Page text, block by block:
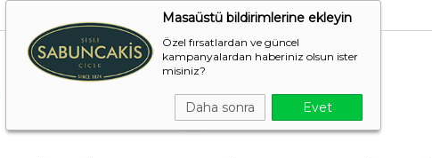
Masaüstü bildirimlerine ekleyin
Özel fırsatlardan ve güncel
kampanyalardan haberiniz olsun ister
misiniz?
Daha sonra Evet